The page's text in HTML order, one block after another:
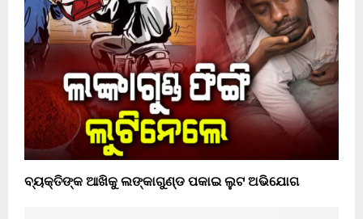
ବ୍ୟକ୍ତିଙ୍କ ଆଖିକୁ ଲଙ୍କାଗୁଣ୍ଡ ପକାଇ ଲୁଟ ଅଭିଯୋଗ